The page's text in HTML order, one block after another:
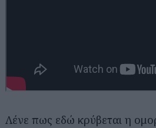
Λένε πως εδώ κρύβεται η